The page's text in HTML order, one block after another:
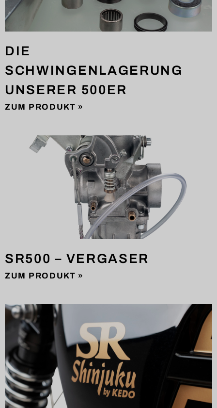
DIE
SCHWINGENLAGERUNG
UNSERER 500ER
ZUM PRODUKT »
SR500 – VERGASER
ZUM PRODUKT »